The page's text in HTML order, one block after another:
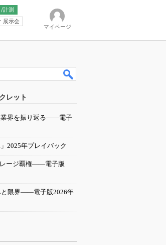
/計測
展示会
マイページ
レット
業界を振り返る――電子
」2025年プレイバック
ージ覇権――電子版
と限界――電子版2026年